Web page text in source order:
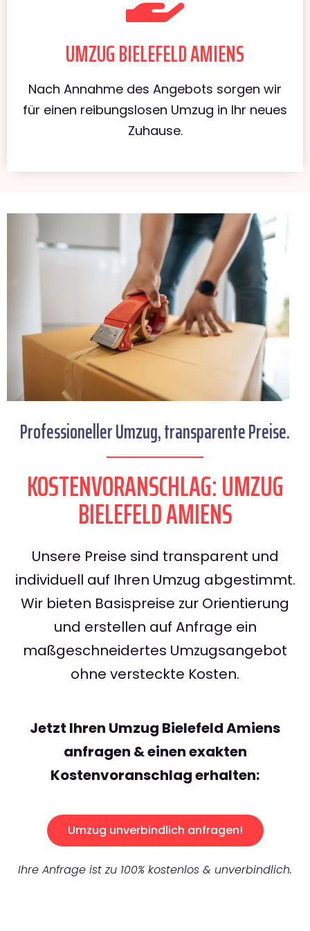
UMZUG BIELEFELD AMIENS
Nach Annahme des Angebots sorgen wir
für einen reibungslosen Umzug in Ihr neues
Zuhause.
Professioneller Umzug, transparente Preise.
KOSTENVORANSCHLAG: UMZUG
BIELEFELD AMIENS
Unsere Preise sind transparent und
individuell auf Ihren Umzug abgestimmt.
Wir bieten Basispreise zur Orientierung
und erstellen auf Anfrage ein
maßgeschneidertes Umzugsangebot
ohne versteckte Kosten.
Jetzt Ihren Umzug Bielefeld Amiens
anfragen & einen exakten
Kostenvoranschlag erhalten:
Umzug unverbindlich anfragen!
Ihre Anfrage ist zu 100% kostenlos & unverbindlich.